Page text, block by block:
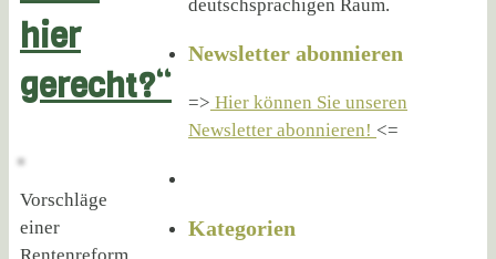
hier
gerecht?“
Vorschläge
einer
Rentenreform
deutschsprachigen Raum.
Newsletter abonnieren
=> Hier können Sie unseren
Newsletter abonnieren! <=
Kategorien